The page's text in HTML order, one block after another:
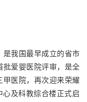
是我国最早成立的省市
批爱婴医院评审，是全
甲医院，再次迎来荣耀
及科教综合楼正式启